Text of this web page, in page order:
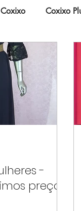
Coxixo
-
preços